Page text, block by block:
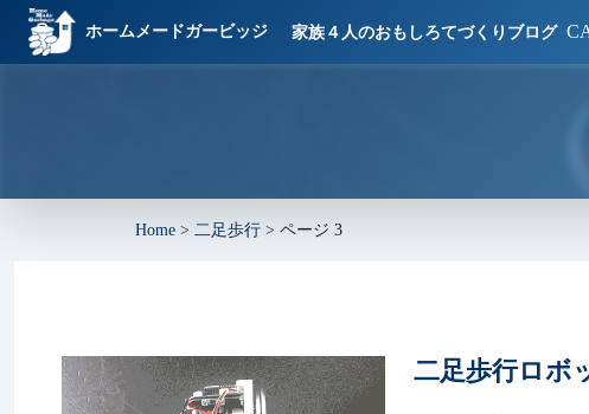
ホームメードガービッジ 家族４人のおもしろてづくりブログ
Home > 二足歩行 > ページ 3
二足歩行ロボ